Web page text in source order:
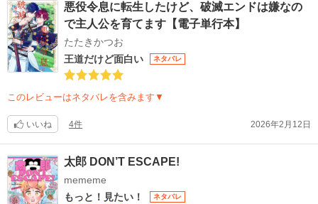
悪役令息に転生したけど、破滅エンドは嫌なの
で主人公を育てます【電子単行本】
たたきかつお
王道だけど面白い
ネタバレ
このレビューはネタバレを含みます▼
いいね 4件 2026年2月12日
太郎 DON’T ESCAPE!
mememe
もっと！見たい！
ネタバレ